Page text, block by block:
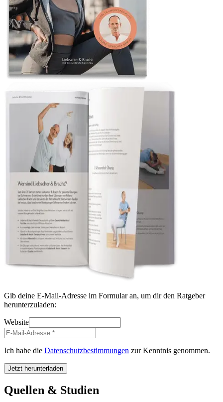
Gib deine E-Mail-Adresse im Formular an, um dir den Ratgeber
herunterzuladen:
Website
Ich habe die Datenschutzbestimmungen zur Kenntnis genommen.
Jetzt herunterladen
Quellen & Studien